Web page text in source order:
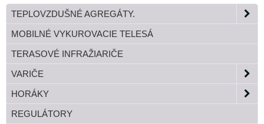
TEPLOVZDUŠNÉ AGREGÁTY.
MOBILNÉ VYKUROVACIE TELESÁ
TERASOVÉ INFRAŽIARIČE
VARIČE
HORÁKY
REGULÁTORY